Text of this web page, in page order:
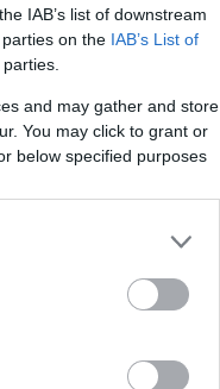
IAB’s list of downstream
on the IAB’s List of
and may gather and store
You may click to grant or
below specified purposes
20